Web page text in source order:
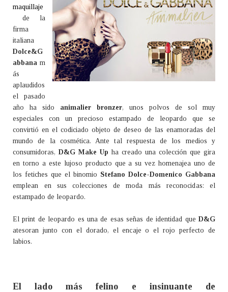
maquillaje
de la
firma
italiana
Dolce&G
abbana m
ás
aplaudidos
el pasado
año ha sido animalier bronzer, unos polvos de sol muy
especiales con un precioso estampado de leopardo que se
convirtió en el codiciado objeto de deseo de las enamoradas del
mundo de la cosmética. Ante tal respuesta de los medios y
consumidoras,D&G Make Up ha creado una colección que gira
en torno a este lujoso producto que a su vez homenajea uno de
los fetiches que el binomio Stefano Dolce-Domenico Gabbana
emplean en sus colecciones de moda más reconocidas: el
estampado de leopardo.
El print de leopardo es una de esas señas de identidad que D&G
atesoran junto con el dorado, el encaje o el rojo perfecto de
labios.
El lado más felino e insinuante de